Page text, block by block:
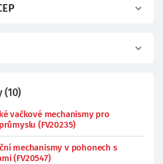
(10)
vačkové mechanismy pro
(FV20235)
mechanismy v pohonech s
(FV20547)